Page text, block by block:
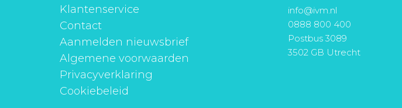
Klantenservice
Contact
Aanmelden nieuwsbrief
Algemene voorwaarden
Privacyverklaring
Cookiebeleid
info@ivm.nl
0888 800 400
Postbus 3089
3502 GB Utrecht